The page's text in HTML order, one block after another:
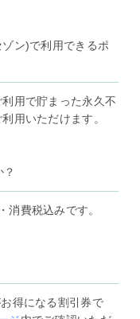
ン)で利用できるポ
用で貯まった永久不
用いただけます。
消費税込みです。
得になる割引券で